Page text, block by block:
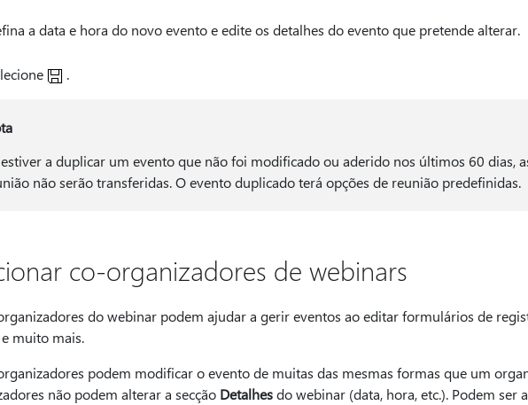
a data e hora do novo evento e edite os detalhes do evento que pretende alterar.
.
a duplicar um evento que não foi modificado ou aderido nos últimos 60 dias,
não serão transferidas. O evento duplicado terá opções de reunião predefinidas.
co-organizadores de webinars
do webinar podem ajudar a gerir eventos ao editar formulários de
muito mais.
podem modificar o evento de muitas das mesmas formas que um
não podem alterar a secção Detalhesdo webinar (data, hora, etc.). Podem ser